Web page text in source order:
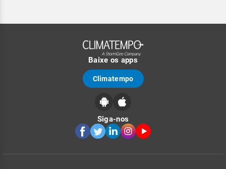
Baixe os apps
Climatempo
Siga-nos